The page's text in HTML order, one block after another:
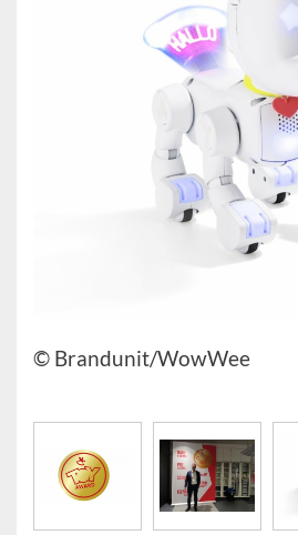
© Brandunit/WowWee